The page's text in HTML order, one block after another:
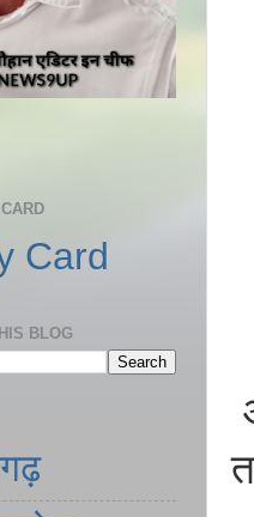
Card
BLOG